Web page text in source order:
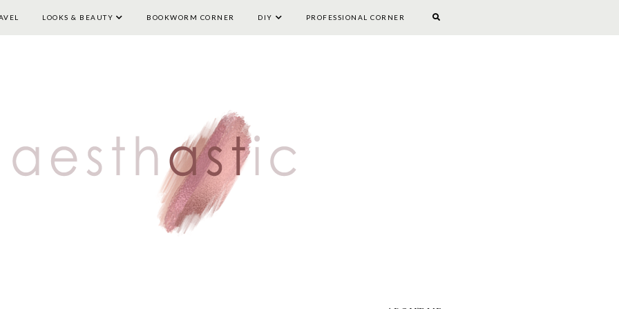
HOME LIFESTYLE TRAVEL LOOKS & BEAUTY BOOKWORM CORNER DIY
LOOKS & BEAUTY BOOKWORM CORNER DIY PROFESSIONAL CORNER